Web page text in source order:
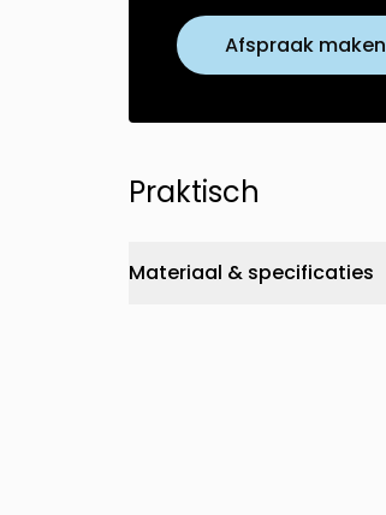
Afspraak maken
Praktisch
Materiaal & specificaties